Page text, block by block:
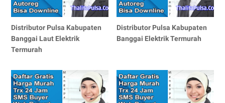
Distributor Pulsa Kabupaten
Banggai Laut Elektrik
Termurah
Distributor Pulsa Kabupaten
Banggai Elektrik Termurah